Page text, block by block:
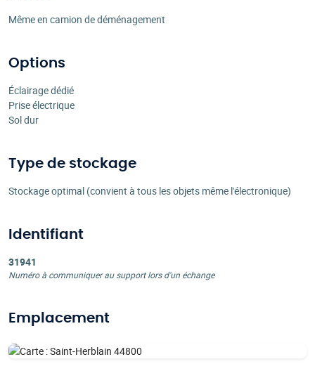
Même en camion de déménagement
Options
Éclairage dédié
Prise électrique
Sol dur
Type de stockage
Stockage optimal (convient à tous les objets même l'électronique)
Identifiant
31941
Numéro à communiquer au support lors d'un échange
Emplacement